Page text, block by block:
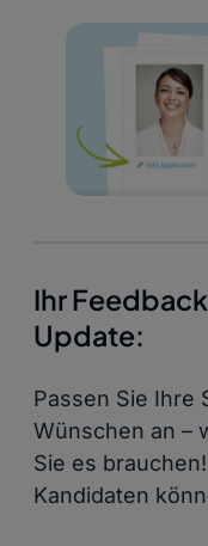
Ihr
Update:
Passen Sie Ihre
Wünschen an –
Sie es
Kandidaten